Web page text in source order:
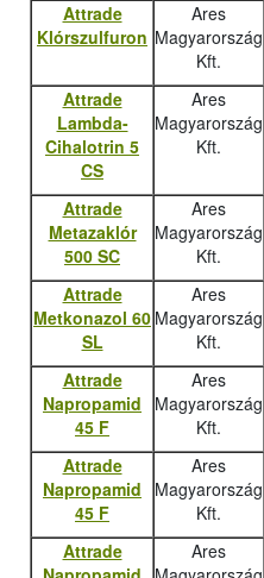
Attrade
Klórszulfuron
Ares
Magyarország
Kft.
Attrade
Lambda-
Cihalotrin 5
CS
Ares
Magyarország
Kft.
Attrade
Metazaklór
500 SC
Ares
Magyarország
Kft.
Attrade
Metkonazol 60
SL
Ares
Magyarország
Kft.
Attrade
Napropamid
45 F
Ares
Magyarország
Kft.
Attrade
Napropamid
45 F
Ares
Magyarország
Kft.
Attrade
Ares